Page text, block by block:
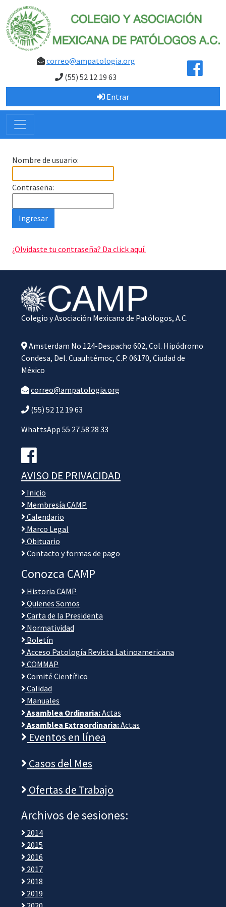
correo@ampatologia.org
(55) 52 12 19 63
Entrar
Nombre de usuario:
Contraseña:
¿Olvidaste tu contraseña? Da click aquí.
Colegio y Asociación Mexicana de Patólogos, A.C.
Amsterdam No 124-Despacho 602, Col. Hipódromo
Condesa, Del. Cuauhtémoc, C.P. 06170, Ciudad de
México
correo@ampatologia.org
(55) 52 12 19 63
WhattsApp 55 27 58 28 33
AVISO DE PRIVACIDAD
Inicio
Membresía CAMP
Calendario
Marco Legal
Obituario
Contacto y formas de pago
Conozca CAMP
Historia CAMP
Quienes Somos
Carta de la Presidenta
Normatividad
Boletín
Acceso Patología Revista Latinoamericana
COMMAP
Comité Científico
Calidad
Manuales
Asamblea Ordinaria:Actas
Asamblea Extraordinaria:Actas
Eventos en línea
Casos del Mes
Ofertas de Trabajo
Archivos de sesiones:
2014
2015
2016
2017
2018
2019